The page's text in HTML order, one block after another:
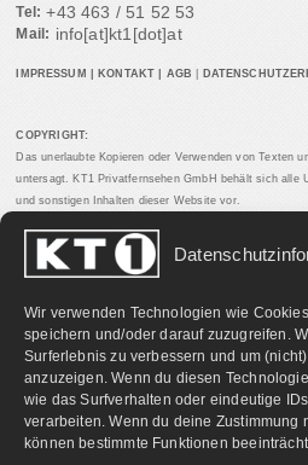
Wir verwenden Technologien wie
speichern und/oder darauf zuzugreifen.
Surferlebnis zu verbessern und um
anzuzeigen. Wenn du diesen
wie das Surfverhalten oder eindeutige
verarbeiten. Wenn du deine Zustimmung
können bestimmte Funktionen
Tel: +43 463 / 51 52 53
Mail: info[at]kt1[dot]at
IMPRESSUM KONTAKT AGB
COPYRIGHT:
Das unerlaubte Kopieren oder Verwenden von Texten
untersagt. KT1 Privatfernsehen GmbH behält sich alle
und sonstigen Inhalten dieser Website vor.
PARTNERLINKS: